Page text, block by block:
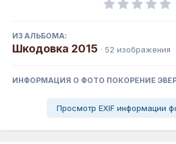
ИЗ АЛЬБОМА:
Шкодовка 2015 · 52 изображения
ИНФОРМАЦИЯ О ФОТО ПОКОРЕНИЕ
Просмотр EXIF информации